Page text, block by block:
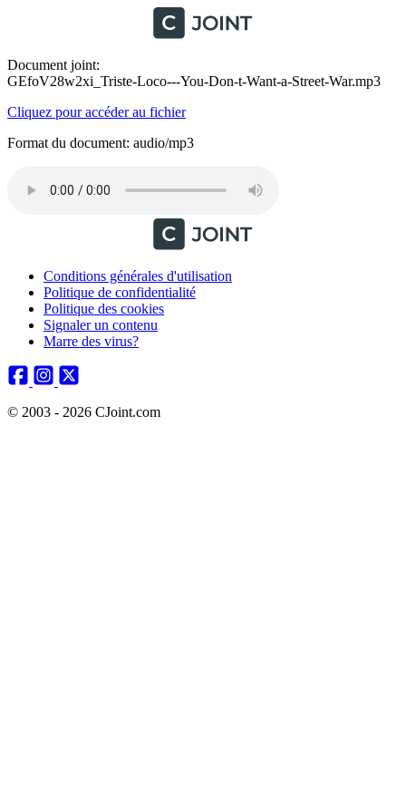
Document joint:
GEfoV28w2xi_Triste-Loco---You-Don-t-Want-a-Street-War.mp3
Cliquez pour accéder au fichier
Format du document: audio/mp3
Conditions générales d'utilisation
Politique de confidentialité
Politique des cookies
Signaler un contenu
Marre des virus?
© 2003 - 2026 CJoint.com